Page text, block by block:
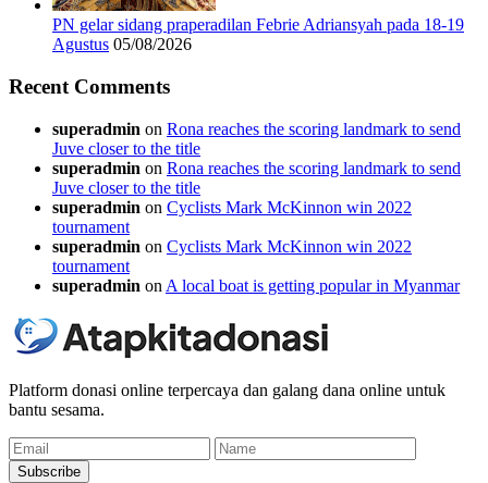
PN gelar sidang praperadilan Febrie Adriansyah pada 18-19
Agustus 05/08/2026
Recent Comments
superadmin on Rona reaches the scoring landmark to send
Juve closer to the title
superadmin on Rona reaches the scoring landmark to send
Juve closer to the title
superadmin on Cyclists Mark McKinnon win 2022
tournament
superadmin on Cyclists Mark McKinnon win 2022
tournament
superadmin on A local boat is getting popular in Myanmar
Platform donasi online terpercaya dan galang dana online untuk
bantu sesama.
Email
Name
Subscribe